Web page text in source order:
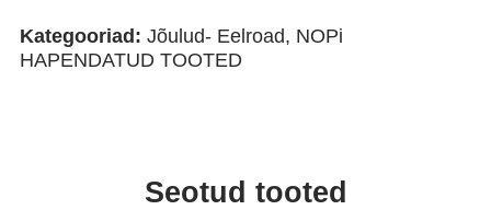
kogus
Kategooriad: Jõulud- Eelroad, NOPi
HAPENDATUD TOOTED
Seotud tooted